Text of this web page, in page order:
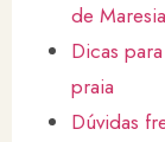
de
Dicas
praia
Dúvidas